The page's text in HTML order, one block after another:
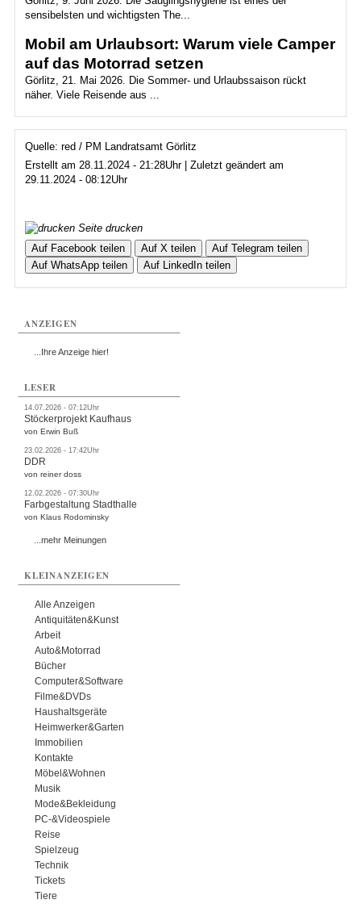
sensibelsten und wichtigsten The...
Mobil am Urlaubsort: Warum viele Camper
auf das Motorrad setzen
Görlitz, 21. Mai 2026. Die Sommer- und Urlaubssaison rückt
näher. Viele Reisende aus ...
Quelle: red / PM Landratsamt Görlitz
Erstellt am 28.11.2024 - 21:28Uhr | Zuletzt geändert am
29.11.2024 - 08:12Uhr
Seite drucken
Auf Facebook teilen
Auf X teilen
Auf Telegram teilen
Auf WhatsApp teilen
Auf LinkedIn teilen
ANZEIGEN
...Ihre Anzeige hier!
LESER
14.07.2026 - 07:12Uhr
Stöckerprojekt Kaufhaus
von Erwin Buß
23.02.2026 - 17:42Uhr
DDR
von reiner doss
12.02.2026 - 07:30Uhr
Farbgestaltung Stadthalle
von Klaus Rodominsky
...mehr Meinungen
KLEINANZEIGEN
Alle Anzeigen
Antiquitäten&Kunst
Arbeit
Auto&Motorrad
Bücher
Computer&Software
Filme&DVDs
Haushaltsgeräte
Heimwerker&Garten
Immobilien
Kontakte
Möbel&Wohnen
Musik
Mode&Bekleidung
PC-&Videospiele
Reise
Spielzeug
Technik
Tickets
Tiere